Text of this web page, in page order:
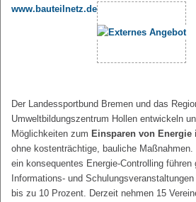
www.bauteilnetz.de
Der Landessportbund Bremen und das
Umweltbildungszentrum Hollen entwickeln
Möglichkeiten zum Einsparen von Energie
ohne kostenträchtige, bauliche Maßnahmen.
ein konsequentes Energie-Controlling führen
Informations- und
bis zu 10 Prozent. Derzeit nehmen 15